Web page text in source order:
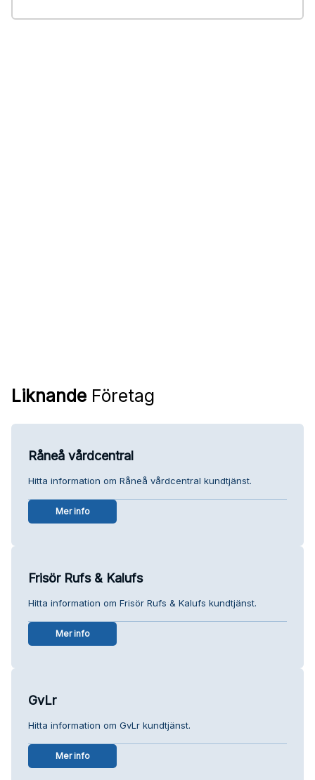
Liknande Företag
Råneå vårdcentral
Hitta information om Råneå vårdcentral kundtjänst.
Mer info
Frisör Rufs & Kalufs
Hitta information om Frisör Rufs & Kalufs kundtjänst.
Mer info
GvLr
Hitta information om GvLr kundtjänst.
Mer info